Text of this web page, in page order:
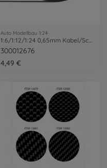
Auto Modellbau 1:24
1:6/1:12/1:24 0,65mm Kabel/Schlauch 2m
300012676
4,49 €